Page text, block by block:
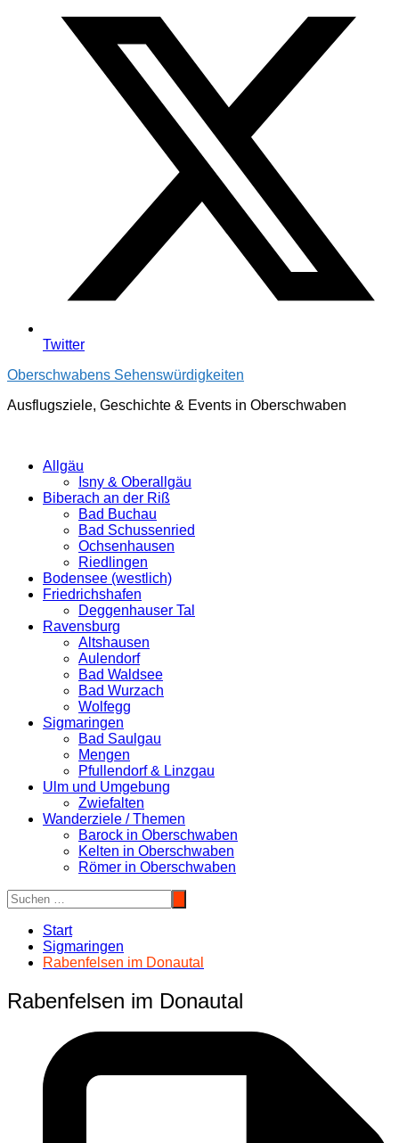
Twitter
Oberschwabens Sehenswürdigkeiten
Ausflugsziele, Geschichte & Events in Oberschwaben
Allgäu
Isny & Oberallgäu
Biberach an der Riß
Bad Buchau
Bad Schussenried
Ochsenhausen
Riedlingen
Bodensee (westlich)
Friedrichshafen
Deggenhauser Tal
Ravensburg
Altshausen
Aulendorf
Bad Waldsee
Bad Wurzach
Wolfegg
Sigmaringen
Bad Saulgau
Mengen
Pfullendorf & Linzgau
Ulm und Umgebung
Zwiefalten
Wanderziele / Themen
Barock in Oberschwaben
Kelten in Oberschwaben
Römer in Oberschwaben
Start
Sigmaringen
Rabenfelsen im Donautal
Rabenfelsen im Donautal